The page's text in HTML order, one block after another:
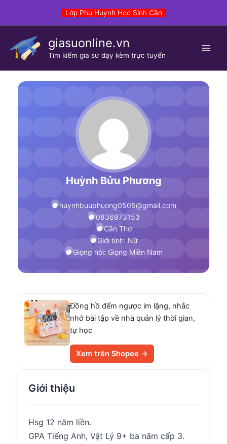
Lớp Phụ Huynh Học Sinh Cần
giasuonline.vn
Tim kiếm gia sư dạy kèm trực tuyến
Huỳnh Bửu Phương
huynhbuuphuong0505@gmail.com
0836973153
Cần Thơ
Giới tính: Nữ
Giọng nói: Giọng Miền Nam
Đồng hồ đếm ngược im lặng, nhắc
nhở bài tập về nhà quản lý thời gian,
tự học
Xem trên Shopee →
Giới thiệu
Hsg 12 năm liền.
GPA Tiếng Anh, Vật Lý 9+ ba năm cấp 3.